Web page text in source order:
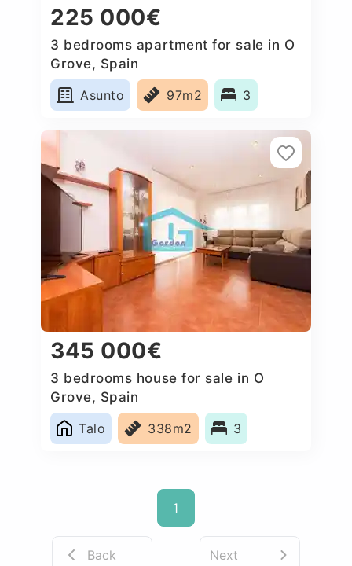
225 000€
3 bedrooms apartment for sale in O
Grove, Spain
Asunto
97m2 3
345 000€
3 bedrooms house for sale in O
Grove, Spain
Talo
338m2 3
1
Back Next